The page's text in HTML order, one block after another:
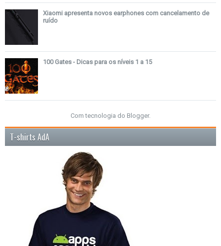
Xiaomi apresenta novos earphones com cancelamento de
ruído
100 Gates - Dicas para os níveis 1 a 15
Com tecnologia do Blogger.
T-shirts AdA